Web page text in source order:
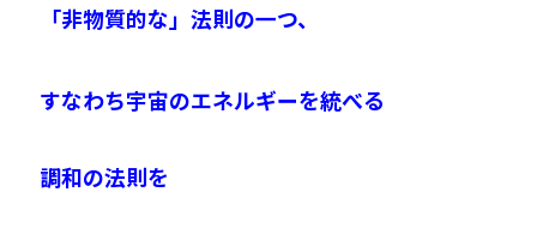
「非物質的な」法則の一つ、
すなわち宇宙のエネルギーを統べる
調和の法則を